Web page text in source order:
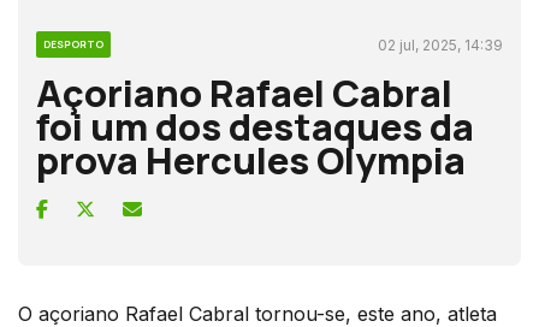
DESPORTO 02 jul, 2025, 14:39
Açoriano Rafael Cabral
foi um dos destaques da
prova Hercules Olympia
O açoriano Rafael Cabral tornou-se, este ano, atleta